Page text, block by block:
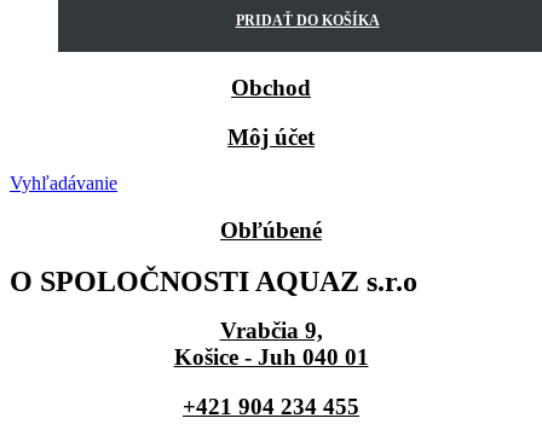
PRIDAŤ DO KOŠÍKA
Obchod
Môj účet
Vyhľadávanie
Obľúbené
O SPOLOČNOSTI AQUAZ s.r.o
Vrabčia 9,
Košice - Juh 040 01
+421 904 234 455